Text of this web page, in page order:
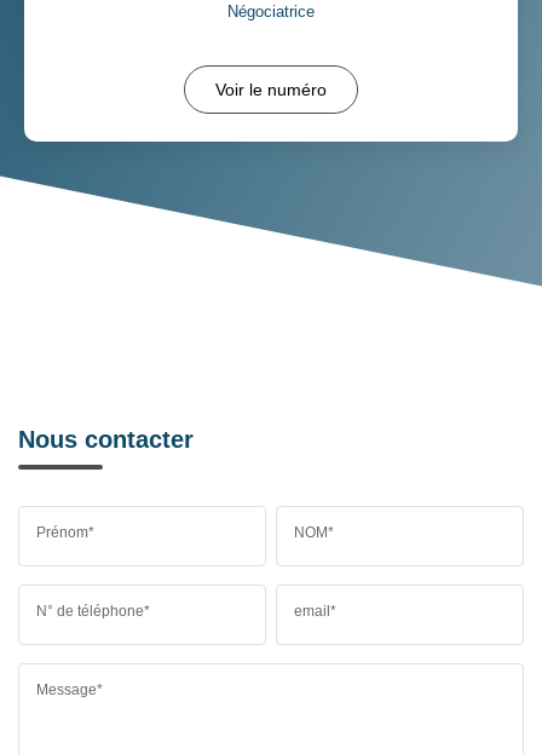
Négociatrice
Voir le numéro
Nous contacter
Prénom* NOM*
N° de téléphone* email*
Message*